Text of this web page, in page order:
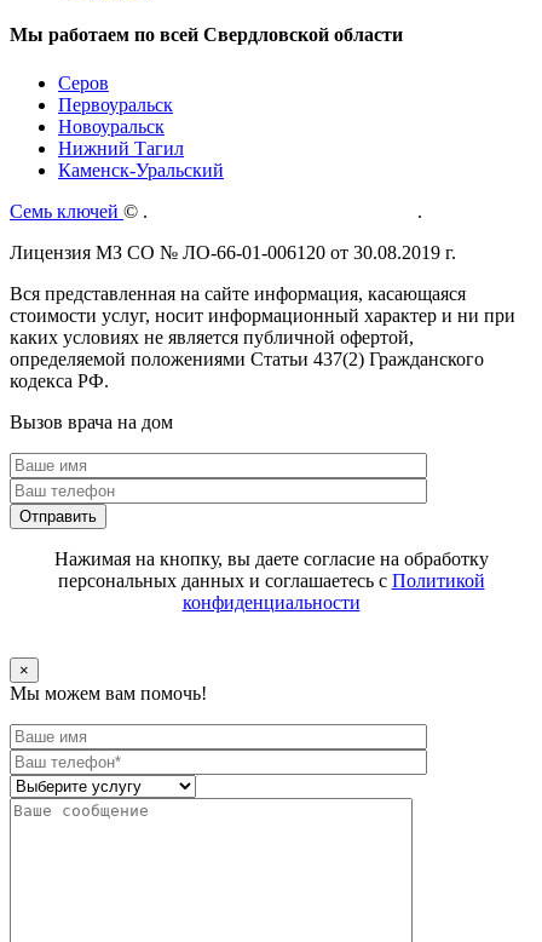
Мы работаем по всей Свердловской области
Серов
Первоуральск
Новоуральск
Нижний Тагил
Каменск-Уральский
Семь ключей © .
.
Лицензия МЗ СО № ЛО-66-01-006120 от 30.08.2019 г.
Вся представленная на сайте информация, касающаяся
стоимости услуг, носит информационный характер и ни при
каких условиях не является публичной офертой,
определяемой положениями Статьи 437(2) Гражданского
кодекса РФ.
Вызов врача на дом
Отправить
Нажимая на кнопку, вы даете согласие на обработку
персональных данных и соглашаетесь с Политикой
конфиденциальности
×
Мы можем вам помочь!